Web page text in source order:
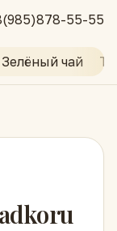
55-55
Зелёный чай